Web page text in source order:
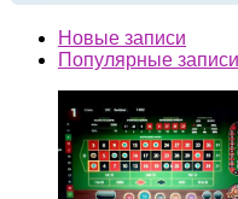
Новые записи
Популярные записи